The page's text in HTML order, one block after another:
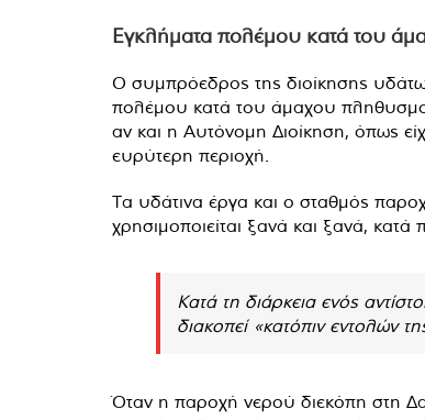
Εγκλήματα πολέμου κατά του
Ο συμπρόεδρος της διοίκησης
πολέμου κατά του άμαχου
αν και η Αυτόνομη Διοίκηση, όπως
ευρύτερη περιοχή.
Τα υδάτινα έργα και ο σταθμός
χρησιμοποιείται ξανά και ξανά,
Κατά τη διάρκεια ενός
διακοπεί «κατόπιν εντολών
Όταν η παροχή νερού διεκόπη στη